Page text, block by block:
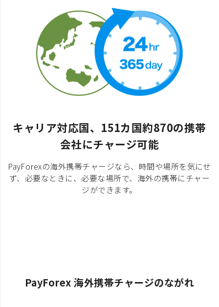
キャリア対応国、151カ国約870の携帯
会社にチャージ可能
PayForexの海外携帯チャージなら、時間や場所を気にせ
ず、必要なときに、必要な場所で、海外の携帯にチャー
ジができます。
PayForex 海外携帯チャージのながれ